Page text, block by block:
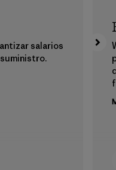
salarios